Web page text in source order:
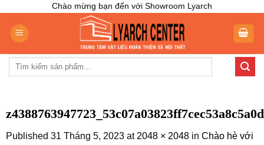
content
Chào mừng bạn đến với Showroom Lyarch
Tìm
Published 31 Tháng 5, 2023 at 2048 × 2048 in Chào hè với